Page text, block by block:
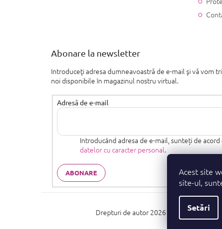
Acest site
site-ul,
Setări
Abonare la newsletter
Introduceţi adresa dumneavoastră de e-mail şi vă vom
noi disponibile în magazinul nostru virtual.
Adresă de e-mail
Introducând adresa de e-mail, sunteți de
datelor cu caracter personal.
ABONARE
Drepturi de autor 2026 parfumeshop.ro